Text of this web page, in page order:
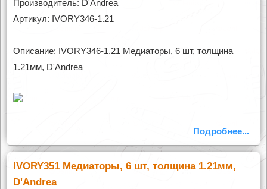
Производитель: D'Andrea
Артикул: IVORY346-1.21
Описание: IVORY346-1.21 Медиаторы, 6 шт, толщина
1.21мм, D'Andrea
Подробнее...
IVORY351 Медиаторы, 6 шт, толщина 1.21мм,
D'Andrea